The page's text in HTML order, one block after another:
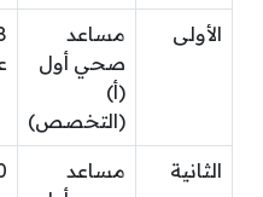
الأولى
مساعد
صحي أول
(أ)
(التخصص)
الثانية
مساعد